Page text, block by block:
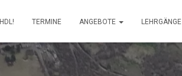
TERMINE ANGEBOTE LEHRGÄNGE